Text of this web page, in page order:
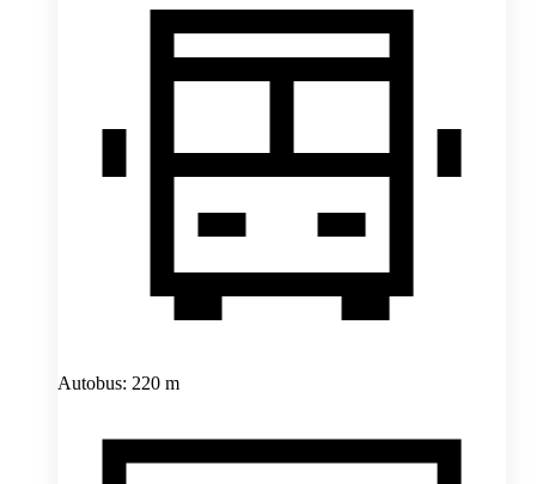
Autobus: 220 m